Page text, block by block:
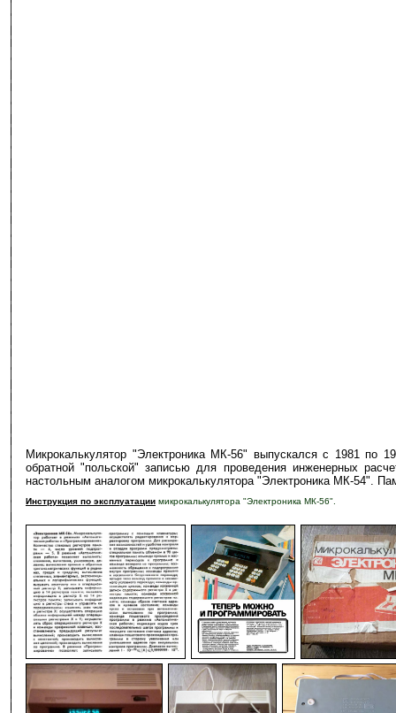
Микрокалькулятор "Электроника МК-56" выпускался с 1981 по
обратной "польской" записью для проведения инженерных
настольным аналогом микрокалькулятора "Электроника МК-54".
Инструкция по эксплуатации микрокалькулятора "Электроника МК-56".